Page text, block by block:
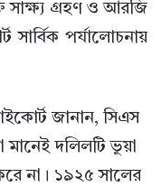
সাক্ষ্য গ্রহণ ও আরজি
পর্যালোচনায়
জানান, সিএস
মানেই দলিলটি ভুয়া
না। ১৯২৫ সালের